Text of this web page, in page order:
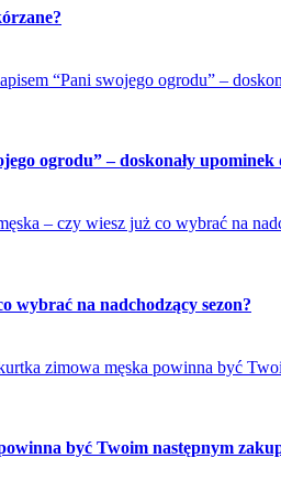
“Pani swojego ogrodu” –
ogrodu” – doskonały
– czy wiesz już co wybrać na
wybrać na nadchodzący sezon?
zimowa męska powinna być
być Twoim następnym